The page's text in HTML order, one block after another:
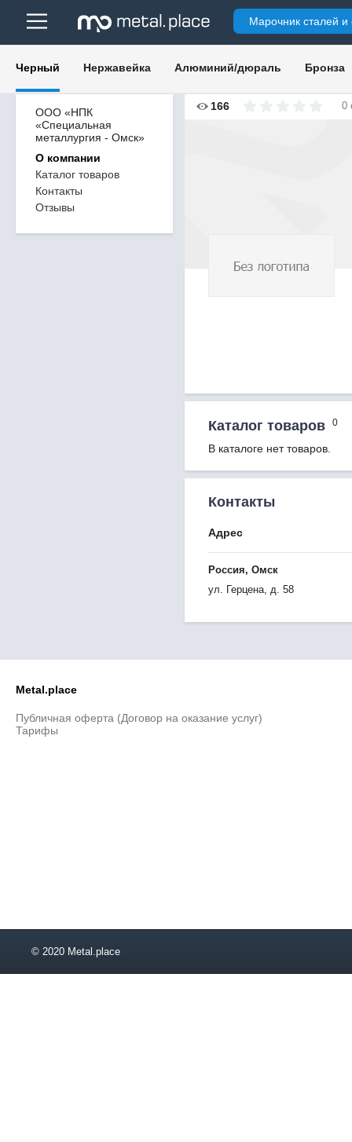
Марочник сталей и
Черный Нержавейка Алюминий/дюраль Бронза
ООО «НПК
«Специальная
металлургия - Омск»
О компании
Каталог товаров
Контакты
Отзывы
166 0
Каталог товаров 0
В каталоге нет товаров.
Контакты
Адрес
Россия, Омск
ул. Герцена, д. 58
Metal.place
Публичная оферта (Договор на оказание услуг)
Тарифы
© 2020 Metal.place